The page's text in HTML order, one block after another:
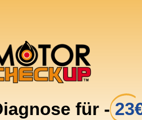
für -